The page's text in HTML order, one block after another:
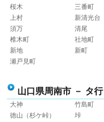
桜木
三番町
上村
新清光台
須万
清尾
椎木町
社地町
新地
新町
瀬戸見町
山口県周南市 － タ行
大神 竹島町
徳山（杉ケ峠）
垰